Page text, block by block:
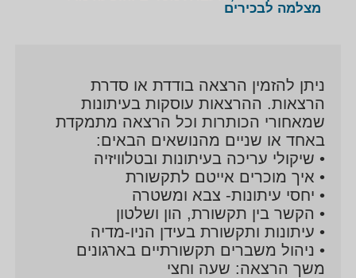
מצלמה לבכירים
ניתן להזמין הרצאה בודדת או סדרת
הרצאות. ההרצאות עוסקות בעיתונות
שמאחורי הכותרות וכל הרצאה מתמקדת
באחד או שניים מהנושאים הבאים:
• שיקולי עריכה בעיתונות ובטלוויזיה
• איך מוכרים אייטם לתקשורת
• יחסי עיתונות- צבא ומשטרה
• הקשר בין תקשורת, הון ושלטון
• עיתונות ותקשורת בעידן הניו-מדיה
• ניהול משברים תקשורתיים בארגונים
משך הרצאה: שעה וחצי